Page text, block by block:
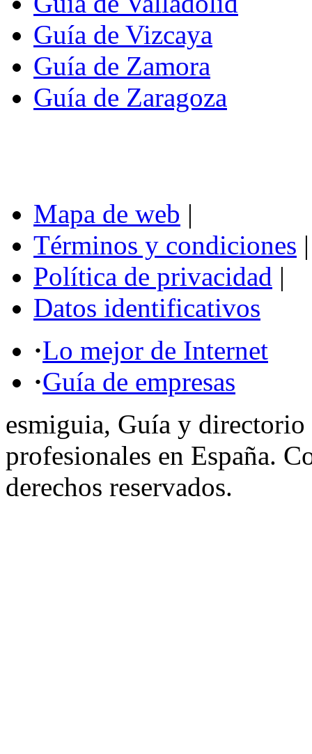
Guía de Vizcaya
Guía de Zamora
Guía de Zaragoza
Mapa de web |
Términos y condiciones |
Política de privacidad |
Datos identificativos
·Lo mejor de Internet
·Guía de empresas
esmiguia, Guía y directorio
profesionales en España.
derechos reservados.